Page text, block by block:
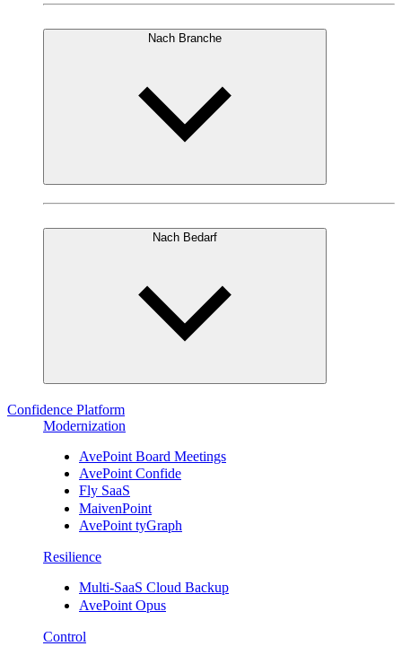
Nach Branche
Nach Bedarf
Confidence Platform
Modernization
AvePoint Board Meetings
AvePoint Confide
Fly SaaS
MaivenPoint
AvePoint tyGraph
Resilience
Multi-SaaS Cloud Backup
AvePoint Opus
Control